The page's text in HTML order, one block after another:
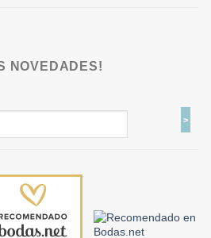
NOVEDADES!